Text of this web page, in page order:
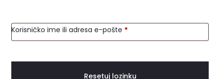
o
r
Korisničko ime ili adresa e-pošte *Obavezno
Resetuj lozinku